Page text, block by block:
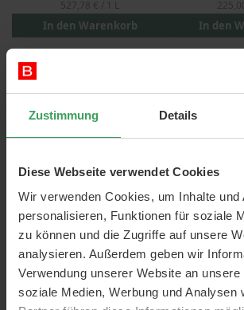
Zustimmung Details
Diese Webseite verwendet Cookies
Wir verwenden Cookies, um Inhalte und
personalisieren, Funktionen für soziale
zu können und die Zugriffe auf unsere
analysieren. Außerdem geben wir
Verwendung unserer Website an
soziale Medien, Werbung und Analysen
In den Warenkorb In den
Concealer,Lidschatten,Highlighter,Puder
Bürsten.
Wollen Sie ein perfektes Startpaket? Dann
verschiedenen Make-up-Sets und
Unsere große Auswahl bedeutet, dass wir
Geschmack und jede Gelegenheit haben.